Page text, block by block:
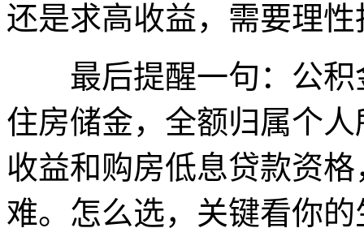
还是求高收益，需要理性
最后提醒一句：公积
住房储金，全额归属个
收益和购房低息贷款资
难。怎么选，关键看你